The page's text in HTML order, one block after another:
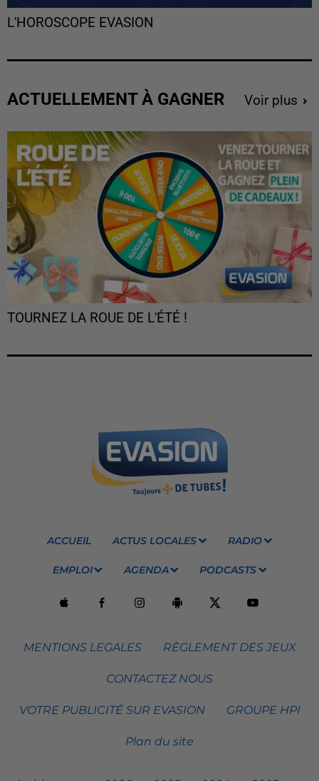
L'HOROSCOPE EVASION
ACTUELLEMENT À GAGNER Voir plus
TOURNEZ LA ROUE DE L'ÉTÉ !
ACCUEIL ACTUS LOCALES RADIO
EMPLOI AGENDA PODCASTS
MENTIONS LEGALES RÈGLEMENT DES JEUX
CONTACTEZ NOUS
VOTRE PUBLICITÉ SUR EVASION GROUPE HPI
Plan du site